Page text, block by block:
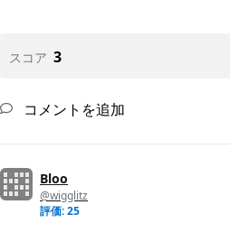
スコア 3
コメントを追加
Bloo
@wigglitz
評価: 25